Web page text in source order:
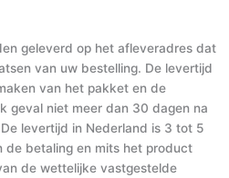
geleverd op het afleveradres dat
van uw bestelling. De levertijd
van het pakket en de
geval niet meer dan 30 dagen na
levertijd in Nederland is 3 tot 5
de betaling en mits het product
de wettelijke vastgestelde